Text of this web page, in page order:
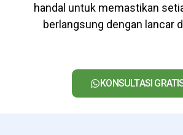
handal untuk memastikan
berlangsung dengan lancar
KONSULTASI